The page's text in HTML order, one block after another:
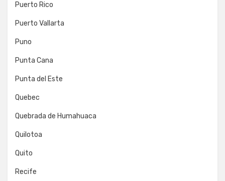
Puerto Rico
Puerto Vallarta
Puno
Punta Cana
Punta del Este
Quebec
Quebrada de Humahuaca
Quilotoa
Quito
Recife